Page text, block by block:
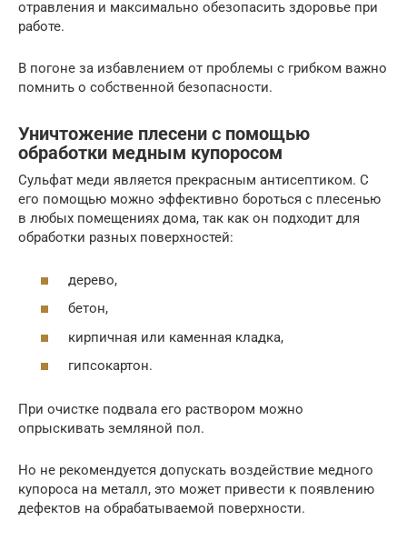
отравления и максимально обезопасить здоровье при
работе.
В погоне за избавлением от проблемы с грибком важно
помнить о собственной безопасности.
Уничтожение плесени с помощью
обработки медным купоросом
Сульфат меди является прекрасным антисептиком. С
его помощью можно эффективно бороться с плесенью
в любых помещениях дома, так как он подходит для
обработки разных поверхностей:
дерево,
бетон,
кирпичная или каменная кладка,
гипсокартон.
При очистке подвала его раствором можно
опрыскивать земляной пол.
Но не рекомендуется допускать воздействие медного
купороса на металл, это может привести к появлению
дефектов на обрабатываемой поверхности.